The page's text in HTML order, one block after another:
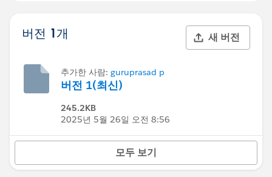
버전 1개 새 버전
추가한 사람: guruprasad p
버전 1(최신)
245.2KB
2025년 5월 26일 오전 8:56
모두 보기